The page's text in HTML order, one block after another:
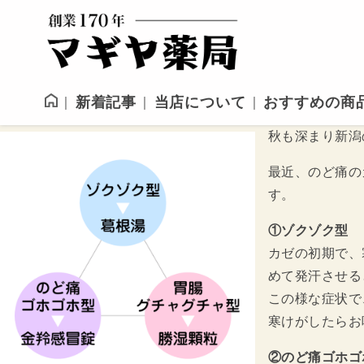
新着記事 当店について おすすめの商
秋も深まり新
最近、のど痛
す。
①ゾクゾク型
カゼの初期で
めて発汗させ
この様な症状
寒けがしたら
②のど痛ゴホゴ